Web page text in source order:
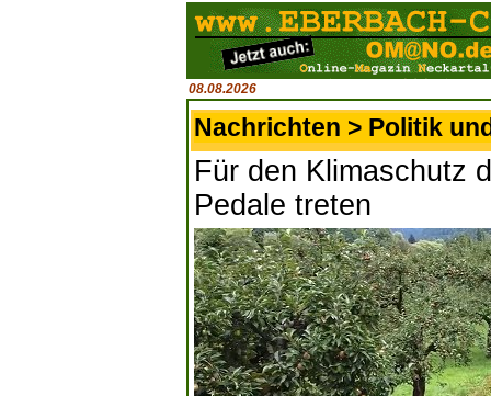
08.08.2026
Nachrichten > Politik
Für den Klimaschutz
Pedale treten